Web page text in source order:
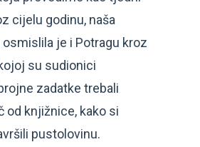
cijelu godinu, naša
je i Potragu kroz
su sudionici
zadatke trebali
od knjižnice, kako si
pustolovinu.